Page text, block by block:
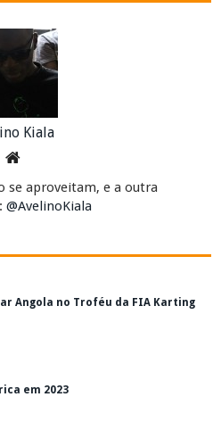
Kiala
se aproveitam, e a outra
@AvelinoKiala
Angola no Troféu da FIA Karting
em 2023